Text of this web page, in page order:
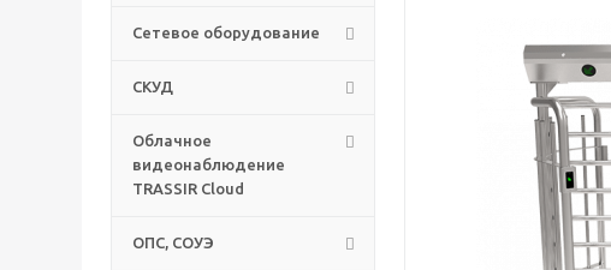
Сетевое оборудование
СКУД
Облачное
видеонаблюдение
TRASSIR Cloud
ОПС, СОУЭ